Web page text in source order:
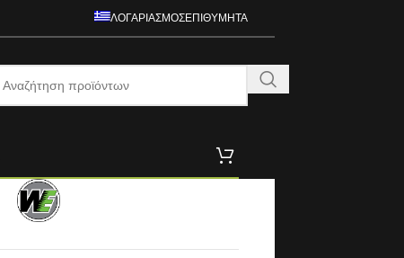
ΛΟΓΑΡΙΑΣΜΌΣΕΠΙΘΥΜΗΤΆ